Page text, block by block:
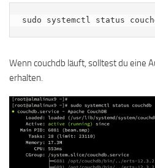
sudo systemctl status
Wenn couchdb läuft, solltest du eine
erhalten.